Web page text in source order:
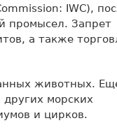
IWC),
промысел. Запрет
а также
животных.
морских
и цирков.